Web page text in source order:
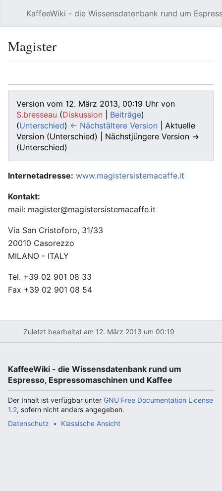
KaffeeWiki - die Wissensdatenbank rund um
Magister
Version vom 12. März 2013, 00:19 Uhr von
S.bresseau (Diskussion Beiträge)
(Unterschied) ← Nächstältere Version | Aktuelle
Version (Unterschied) | Nächstjüngere Version →
(Unterschied)
Internetadresse: www.magistersistemacaffe.it
Kontakt:
mail: magister@magistersistemacaffe.it
Via San Cristoforo, 31/33
20010 Casorezzo
MILANO - ITALY
Tel. +39 02 901 08 33
Fax +39 02 901 08 54
Zuletzt bearbeitet am 12. März 2013 um 00:19
KaffeeWiki - die Wissensdatenbank rund um
Espresso, Espressomaschinen und Kaffee
Der Inhalt ist verfügbar unter GNU Free Documentation License
1.2, sofern nicht anders angegeben.
Datenschutz
Klassische Ansicht